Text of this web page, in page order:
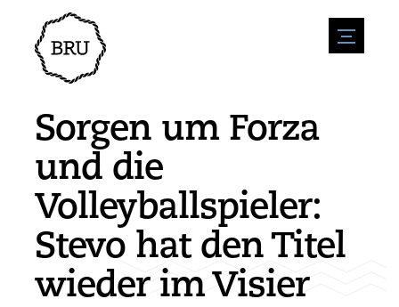
menu
Veranstaltungskalender
Veranstaltung anmelden
Übernachtung
Geschäfte
Natur & wasser
Sport
Sehenswürdigkeiten
Geschichte
Zugänglichkeit
Parken
Wohnumfeld
Um zu unternehmen
Stellenangebote
Stellenangebote veröffentlichen
Unternehmen
BIZ Bruinisse
Nachrichtenübersicht
Neuigkeiten einreichen
Sorgen um Forza
und die
Volleyballspieler:
Stevo hat den Titel
wieder im Visier